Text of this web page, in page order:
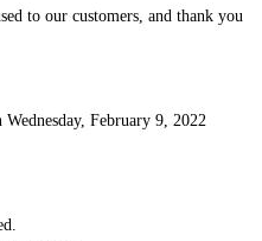
to our customers, and thank you
February 9, 2022